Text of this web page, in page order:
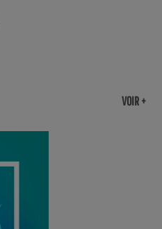
VOIR +